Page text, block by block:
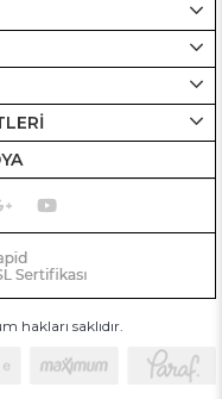
hakları saklıdır.